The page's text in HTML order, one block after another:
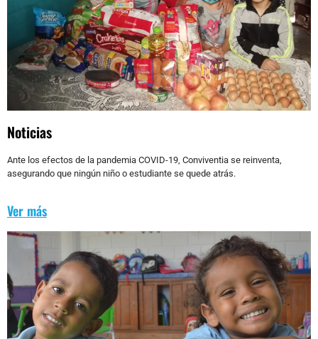
Noticias
Ante los efectos de la pandemia COVID-19, Conviventia se reinventa,
asegurando que ningún niño o estudiante se quede atrás.
Ver más